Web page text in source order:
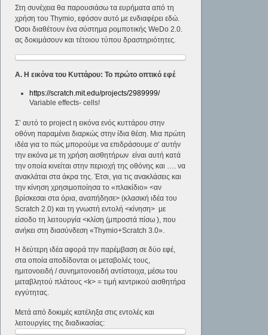
Στη συνέχεια θα παρουσιάσω τα ευρήματα από τη
χρήση του Thymio, εφόσον αυτό με ενδιαφέρει εδώ.
Όσοι διαθέτουν ένα σύστημα ρομποτικής WeDo 2.0.
ας δοκιμάσουν και τέτοιου τύπου δραστηριότητες.
Α. Η εικόνα του Κυττάρου: Το πρώτο οπτικό εφέ
https://scratch.mit.edu/projects/2989999/
Variable effects- cells!
Σ’ αυτό το project η εικόνα ενός κυττάρου στην
οθόνη παραμένει διαρκώς στην ίδια θέση. Μια πρώτη
ιδέα για το πώς μπορούμε να επιδράσουμε σ’ αυτήν
την εικόνα με τη χρήση αισθητήρων είναι αυτή κατά
την οποία κινείται στην περιοχή της οθόνης και …. να
ανακλάται στα άκρα της. Έτσι, για τις ανακλάσεις και
την κίνηση χρησιμοποίησα το «πλακίδιο» <αν
βρίσκεσαι στα όρια, αναπήδησε> (κλασική ιδέα του
Scratch 2.0) και τη γνωστή εντολή <κίνηση> με
είσοδο τη λειτουργία <κλίση (μπροστά πίσω ), που
ανήκει στη διασύνδεση «Thymio+Scratch 3.0».
Η δεύτερη ιδέα αφορά την παρέμβαση σε δύο εφέ,
στα οποία αποδίδονται οι μεταβολές τους,
ημιτονοειδή / συνημιτονοειδή αντίστοιχα, μέσω του
μεταβλητού πλάτους <k> = τιμή κεντρικού αισθητήρα
εγγύτητας.
Μετά από δοκιμές κατέληξα στις εντολές και
λειτουργίες της διαδικασίας: